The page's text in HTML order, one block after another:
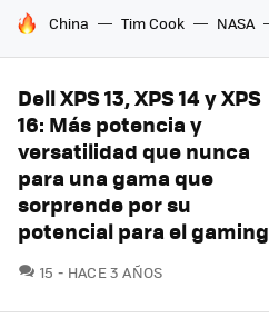
HOY SE HABLA DE
China Tim Cook NASA
Dell XPS 13, XPS 14 y XPS
16: Más potencia y
versatilidad que nunca
para una gama que
sorprende por su
potencial para el gaming
15 COMENTARIOS
HACE 3 AÑOS